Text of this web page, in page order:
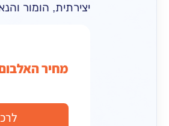
יצירתית, הומור
מחיר